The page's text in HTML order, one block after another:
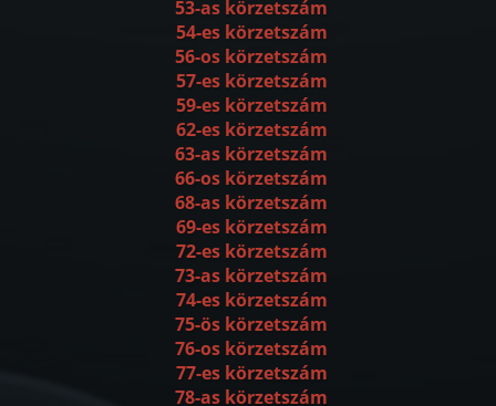
53-as körzetszám
54-es körzetszám
56-os körzetszám
57-es körzetszám
59-es körzetszám
62-es körzetszám
63-as körzetszám
66-os körzetszám
68-as körzetszám
69-es körzetszám
72-es körzetszám
73-as körzetszám
74-es körzetszám
75-ös körzetszám
76-os körzetszám
77-es körzetszám
78-as körzetszám